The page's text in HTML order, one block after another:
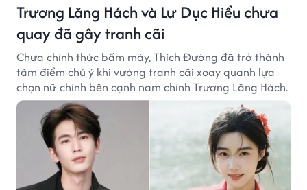
Trương Lăng Hách và Lư Dục Hiểu chưa
quay đã gây tranh cãi
Chưa chính thức bấm máy, Thích Đường đã trở thành
tâm điểm chú ý khi vướng tranh cãi xoay quanh lựa
chọn nữ chính bên cạnh nam chính Trương Lăng Hách.